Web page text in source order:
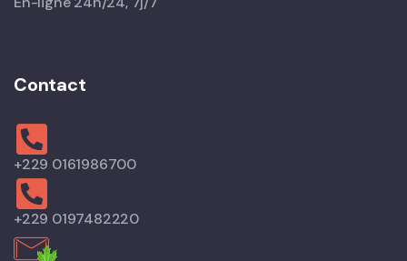
Contact
+229 0161986700
+229 0197482220